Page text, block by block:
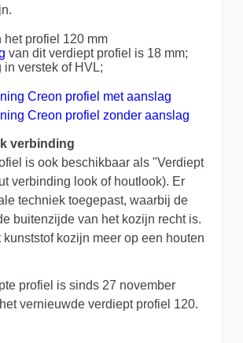
het profiel 120 mm
van dit verdiept profiel is 18 mm;
in verstek of HVL;
Creon profiel met aanslag
Creon profiel zonder aanslag
verbinding
is ook beschikbaar als "Verdiept
verbinding look of houtlook). Er
techniek toegepast, waarbij de
buitenzijde van het kozijn recht is.
kunststof kozijn meer op een houten
profiel is sinds 27 november
vernieuwde verdiept profiel 120.